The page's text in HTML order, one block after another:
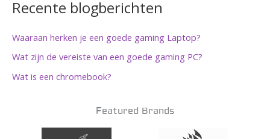
Recente blogberichten
Waaraan herken je een goede gaming Laptop?
Wat zijn de vereiste van een goede gaming PC?
Wat is een chromebook?
Featured Brands